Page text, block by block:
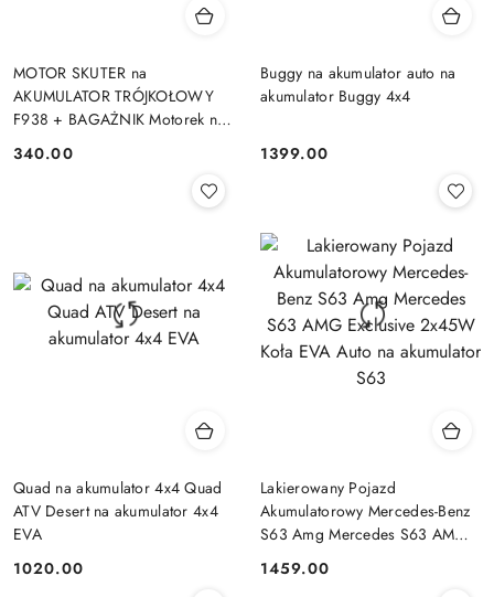
MOTOR SKUTER na
AKUMULATOR TRÓJKOŁOWY
F938 + BAGAŻNIK Motorek na
akumulator dla dziecka
Cena:
340.00
Buggy na akumulator auto na
akumulator Buggy 4x4
Cena:
1399.00
Quad na akumulator 4x4 Quad
ATV Desert na akumulator 4x4
EVA
Cena:
1020.00
Lakierowany Pojazd
Akumulatorowy Mercedes-Benz
S63 Amg Mercedes S63 AMG
Exclusive 2x45W Koła EVA
Auto na akumulator S63
Cena:
1459.00